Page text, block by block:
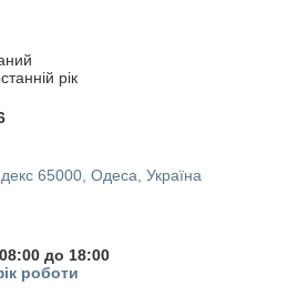
рік
65000, Одеса, Україна
до 18:00
роботи